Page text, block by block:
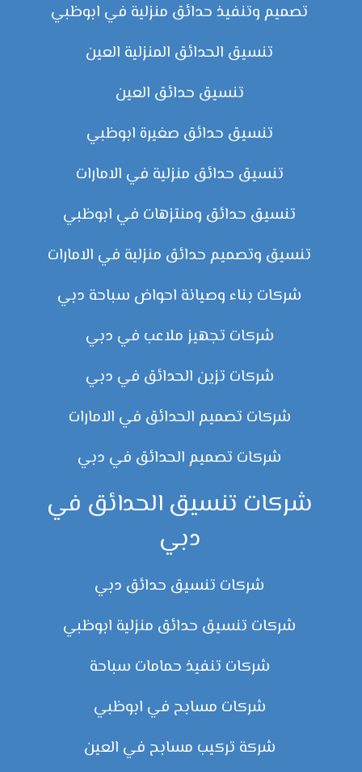
تصميم وتنفيذ حدائق منزلية في ابوظبي
تنسيق الحدائق المنزلية العين
تنسيق حدائق العين
تنسيق حدائق صغيرة ابوظبي
تنسيق حدائق منزلية في الامارات
تنسيق حدائق ومنتزهات في ابوظبي
تنسيق وتصميم حدائق منزلية في الامارات
شركات بناء وصيانة احواض سباحة دبي
شركات تجهيز ملاعب في دبي
شركات تزين الحدائق في دبي
شركات تصميم الحدائق في الامارات
شركات تصميم الحدائق في دبي
شركات تنسيق الحدائق في
دبي
شركات تنسيق حدائق دبي
شركات تنسيق حدائق منزلية ابوظبي
شركات تنفيذ حمامات سباحة
شركات مسابح في ابوظبي
شركة تركيب مسابح في العين